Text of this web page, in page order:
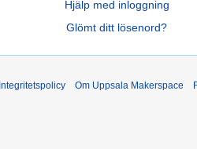
Hjälp med inloggning
Glömt ditt lösenord?
Integritetspolicy Om Uppsala Makerspace